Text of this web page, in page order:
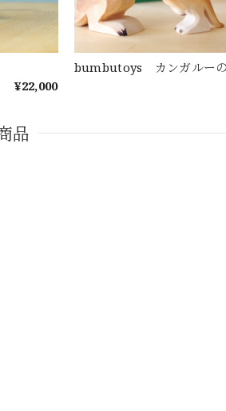
¥22,000
bumbutoys カンガルー
品